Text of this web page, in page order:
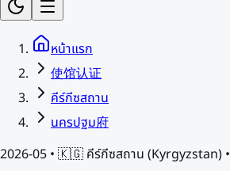
หน้าแรก
使馆认证
คีร์กีซสถาน
นครปฐม府
2026-05 • 🇰🇬 คีร์กีซสถาน (Kyrgyzstan) •